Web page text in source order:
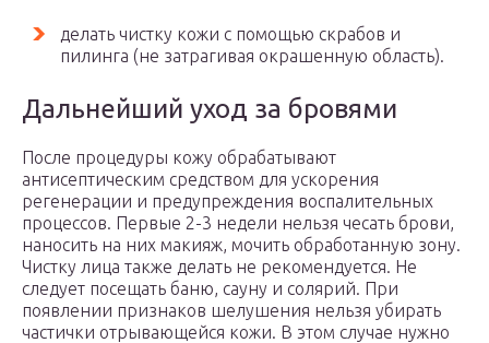
делать чистку кожи с помощью скрабов и
пилинга (не затрагивая окрашенную область).
Дальнейший уход за бровями
После процедуры кожу обрабатывают
антисептическим средством для ускорения
регенерации и предупреждения воспалительных
процессов. Первые 2-3 недели нельзя чесать брови,
наносить на них макияж, мочить обработанную зону.
Чистку лица также делать не рекомендуется. Не
следует посещать баню, сауну и солярий. При
появлении признаков шелушения нельзя убирать
частички отрывающейся кожи. В этом случае нужно